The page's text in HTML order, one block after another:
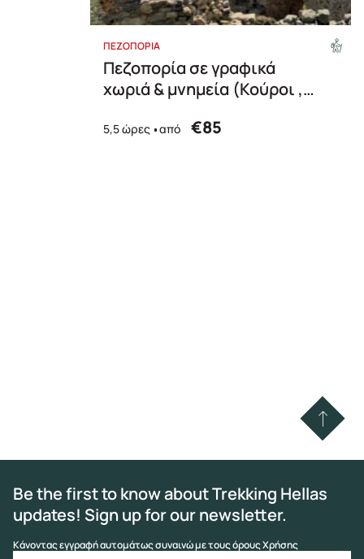
ΠΕΖΟΠΟΡΙΑ
Πεζοπορία σε γραφικά
χωριά & μνημεία (Κούροι ,
5,5 ώρες από €85
Be the first to know about Trekking Hellas
updates! Sign up for our newsletter.
Κάνοντας εγγραφή αυτομάτως συναινώ με τους όρους Χρήσης